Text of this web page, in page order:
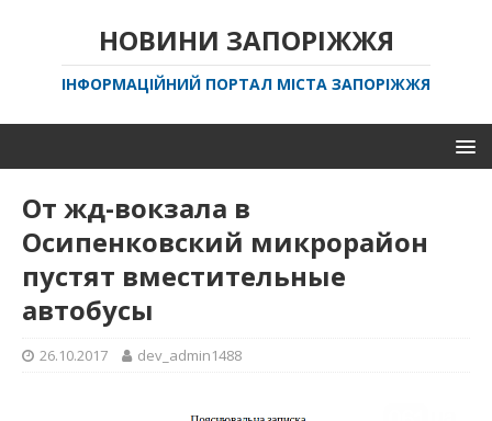
НОВИНИ ЗАПОРІЖЖЯ
ІНФОРМАЦІЙНИЙ ПОРТАЛ МІСТА ЗАПОРІЖЖЯ
От жд-вокзала в
Осипенковский микрорайон
пустят вместительные
автобусы
26.10.2017 dev_admin1488